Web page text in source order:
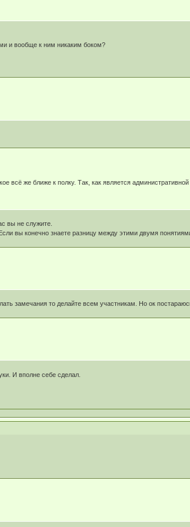
и вообще к ним никаким боком?
всё же ближе к полку. Так, как является
вы не служите.
вы конечно знаете разницу между этими двумя
замечания то делайте всем участникам. Но ок
И вполне себе сделал.